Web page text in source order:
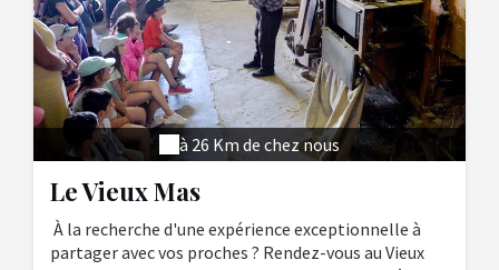
à 26 Km de chez nous
Le Vieux Mas
À la recherche d'une expérience exceptionnelle à
partager avec vos proches ? Rendez-vous au Vieux